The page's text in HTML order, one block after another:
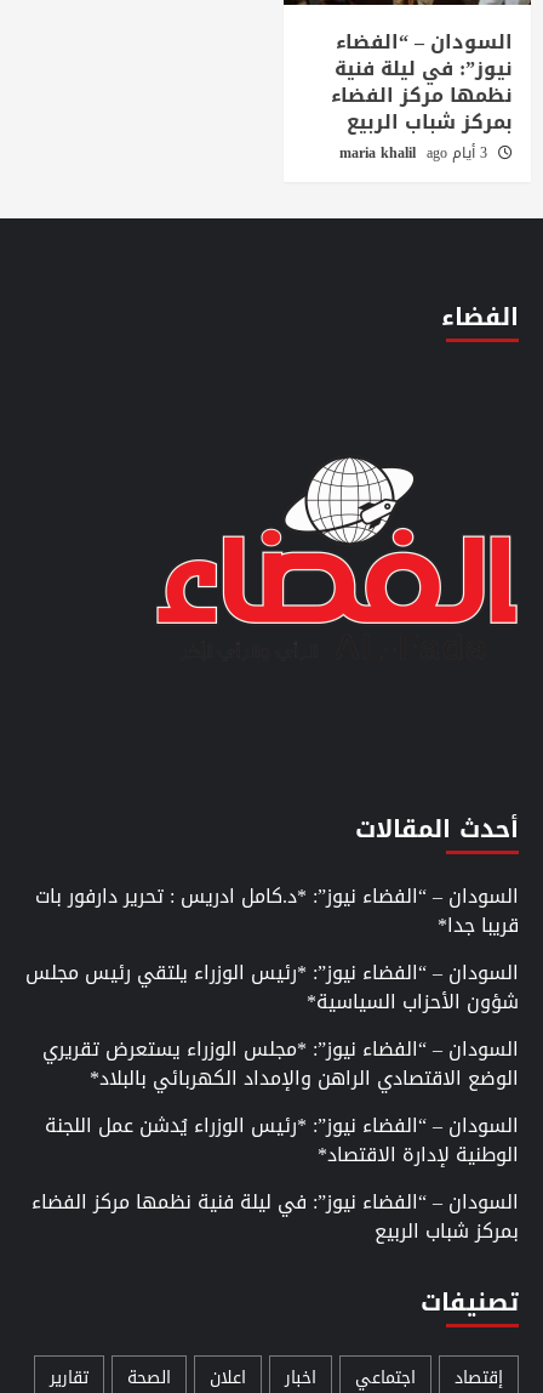
السودان – “الفضاء
نيوز”: في ليلة فنية
نظمها مركز الفضاء
بمركز شباب الربيع
3 أيام ago maria khalil
الفضاء
أحدث المقالات
السودان – “الفضاء نيوز”: *د.كامل ادريس : تحرير دارفور بات
قريبا جدا*
السودان – “الفضاء نيوز”: *رئيس الوزراء يلتقي رئيس مجلس
شؤون الأحزاب السياسية*
السودان – “الفضاء نيوز”: *مجلس الوزراء يستعرض تقريري
الوضع الاقتصادي الراهن والإمداد الكهربائي بالبلاد*
السودان – “الفضاء نيوز”: *رئيس الوزراء يُدشن عمل اللجنة
الوطنية لإدارة الاقتصاد*
السودان – “الفضاء نيوز”: في ليلة فنية نظمها مركز الفضاء
بمركز شباب الربيع
تصنيفات
إقتصاد اجتماعي اخبار اعلان الصحة تقارير